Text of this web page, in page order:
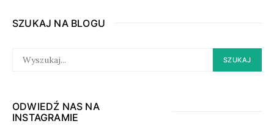
SZUKAJ NA BLOGU
FOR:
SZUKAJ
ODWIEDŹ NAS NA
INSTAGRAMIE